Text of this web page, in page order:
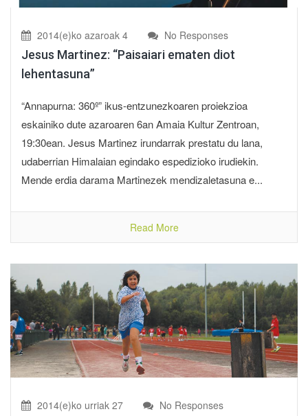
2014(e)ko azaroak 4 No Responses
Jesus Martinez: “Paisaiari ematen diot
lehentasuna”
“Annapurna: 360º” ikus-entzunezkoaren proiekzioa
eskainiko dute azaroaren 6an Amaia Kultur Zentroan,
19:30ean. Jesus Martinez irundarrak prestatu du lana,
udaberrian Himalaian egindako espedizioko irudiekin.
Mende erdia darama Martinezek mendizaletasuna e...
Read More
2014(e)ko urriak 27 No Responses